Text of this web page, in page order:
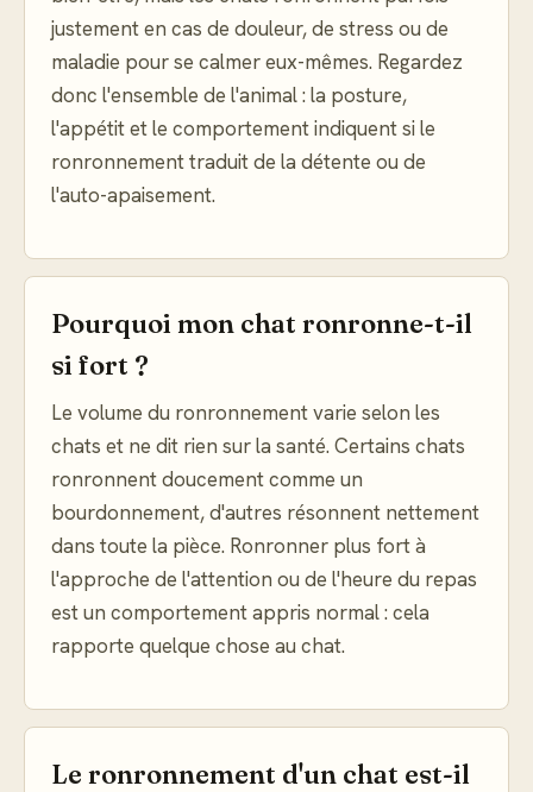
justement en cas de douleur, de stress ou de
maladie pour se calmer eux-mêmes. Regardez
donc l'ensemble de l'animal : la posture,
l'appétit et le comportement indiquent si le
ronronnement traduit de la détente ou de
l'auto-apaisement.
Pourquoi mon chat ronronne-t-il
si fort ?
Le volume du ronronnement varie selon les
chats et ne dit rien sur la santé. Certains chats
ronronnent doucement comme un
bourdonnement, d'autres résonnent nettement
dans toute la pièce. Ronronner plus fort à
l'approche de l'attention ou de l'heure du repas
est un comportement appris normal : cela
rapporte quelque chose au chat.
Le ronronnement d'un chat est-il